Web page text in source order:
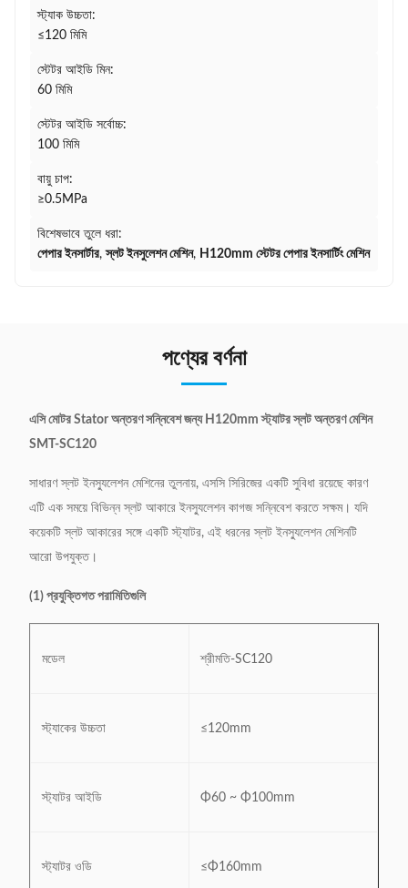
স্ট্যাক উচ্চতা:
≤120 মিমি
স্টেটর আইডি মিন:
60 মিমি
স্টেটর আইডি সর্বোচ্চ:
100 মিমি
বায়ু চাপ:
≥0.5MPa
বিশেষভাবে তুলে ধরা:
পেপার ইনসার্টার,স্লট ইনসুলেশন মেশিন, H120mm স্টেটর পেপার ইনসার্টিং মেশিন
পণ্যের বর্ণনা
এসি মোটর Stator অন্তরণ সন্নিবেশ জন্য H120mm স্ট্যাটর স্লট অন্তরণ মেশিন
SMT-SC120
সাধারণ স্লট ইনস্যুলেশন মেশিনের তুলনায়, এসসি সিরিজের একটি সুবিধা রয়েছে কারণ
এটি এক সময়ে বিভিন্ন স্লট আকারে ইনস্যুলেশন কাগজ সন্নিবেশ করতে সক্ষম। যদি
কয়েকটি স্লট আকারের সঙ্গে একটি স্ট্যাটর, এই ধরনের স্লট ইনস্যুলেশন মেশিনটি
আরো উপযুক্ত।
(1) প্রযুক্তিগত পরামিতিগুলি
মডেল শ্রীমতি-SC120
স্ট্যাকের উচ্চতা ≤120mm
স্ট্যাটর আইডি Φ60 ~ Φ100mm
স্ট্যাটর ওডি ≤Φ160mm